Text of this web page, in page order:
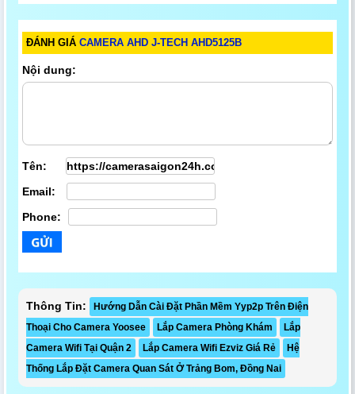
ĐÁNH GIÁ CAMERA AHD J-TECH AHD5125B
Nội dung:
Tên:
Email:
Phone:
Thông Tin:
Hướng Dẫn Cài Đặt Phần Mềm Yyp2p Trên Điện
Thoại Cho Camera Yoosee
Lắp Camera Phòng Khám
Lắp
Camera Wifi Tại Quận 2
Lắp Camera Wifi Ezviz Giá Rẻ
Hệ
Thống Lắp Đặt Camera Quan Sát Ở Trảng Bom, Đồng Nai